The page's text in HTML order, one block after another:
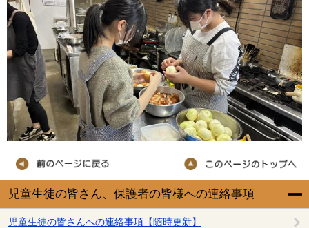
児童生徒の皆さん、保護者の皆様への連絡事項
児童生徒の皆さんへの連絡事項【随時更新】